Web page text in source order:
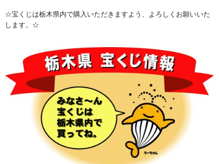
☆宝くじは栃木県内で購入いただきますよう、よろしくお願いいた
します。☆